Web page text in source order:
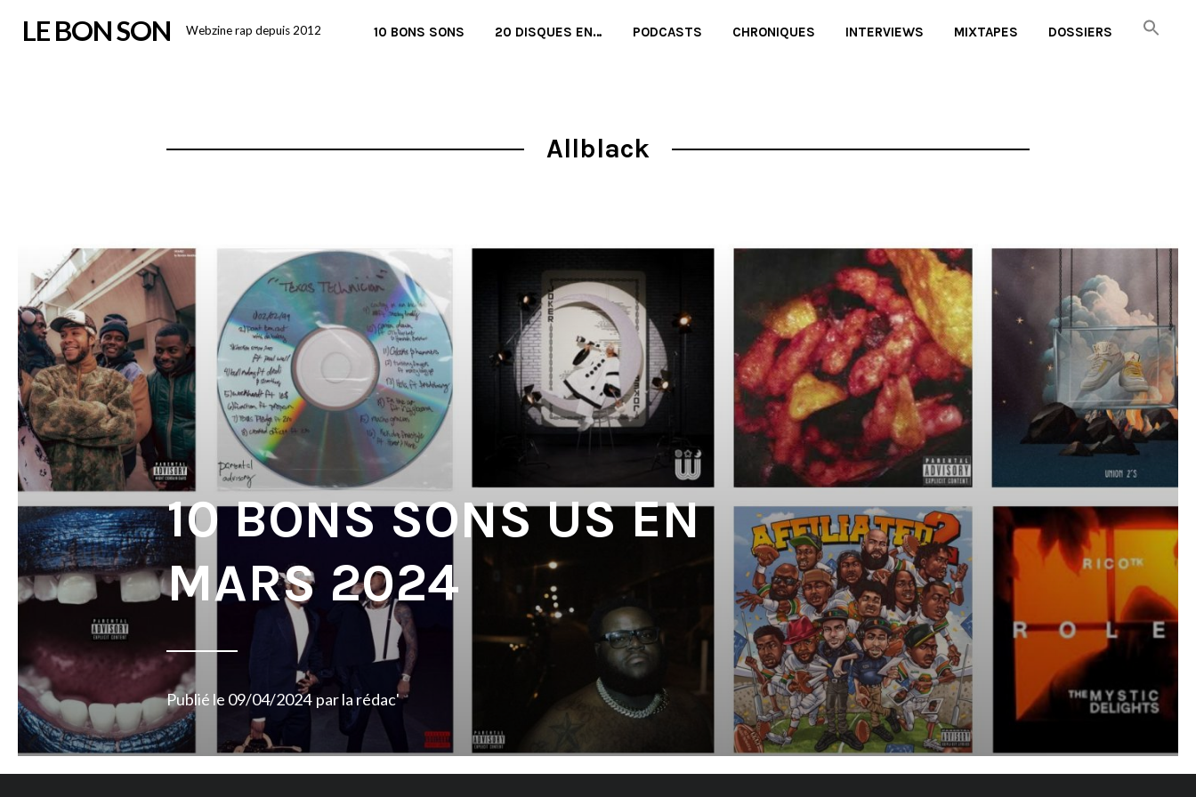
LE BON SON Webzine rap depuis 2012 10 BONS SONS 20 DISQUES EN… PODCASTS CHRONIQUES INTERVIEWS MIXTAPES DOSSIERS
Allblack
10 BONS SONS US EN
MARS 2024
Publié le 09/04/2024 parla rédac'